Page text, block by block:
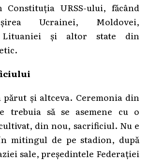
URSS-ului, făcând
Ucrainei, Moldovei,
Lituaniei și altor state din
părut și altceva. Ceremonia din
trebuia să se asemene cu o
din nou, sacrificiul. Nu e
mitingul de pe stadion, după
sale, președintele Federației